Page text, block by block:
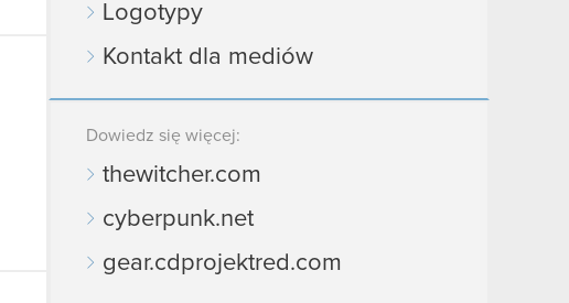
Logotypy
Kontakt dla mediów
Dowiedz się więcej:
thewitcher.com
cyberpunk.net
gear.cdprojektred.com